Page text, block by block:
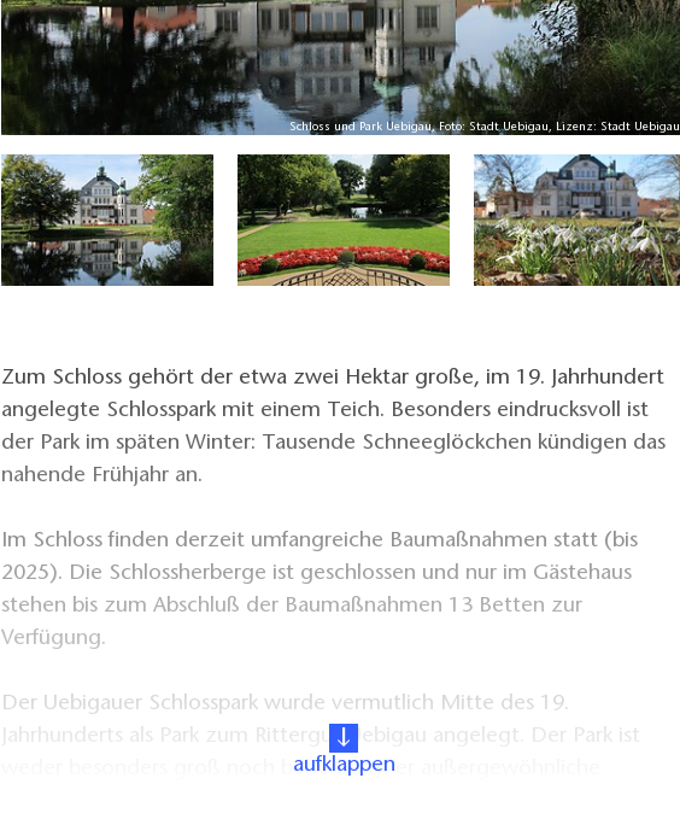
Schloss und Park Uebigau, Foto: Stadt Uebigau, Lizenz: Stadt Uebigau
Zum Schloss gehört der etwa zwei Hektar große, im 19. Jahrhundert
angelegte Schlosspark mit einem Teich. Besonders eindrucksvoll ist
der Park im späten Winter: Tausende Schneeglöckchen kündigen das
nahende Frühjahr an.
Im Schloss finden derzeit umfangreiche Baumaßnahmen statt (bis
2025). Die Schlossherberge ist geschlossen und nur im Gästehaus
stehen bis zum Abschluß der Baumaßnahmen 13 Betten zur
Verfügung.
Der Uebigauer Schlosspark wurde vermutlich Mitte des 19.
Jahrhunderts als Park zum Rittergut Uebigau angelegt. Der Park ist
weder besonders groß noch beherbergt er außergewöhnliche
aufklappen